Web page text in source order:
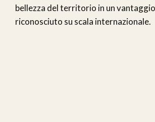
bellezza del territorio in un
riconosciuto su scala internazionale.